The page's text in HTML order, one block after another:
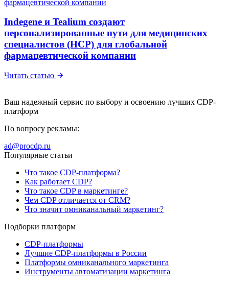
Indegene и Tealium создают
персонализированные пути для медицинских
специалистов (HCP) для глобальной
фармацевтической компании
Читать статью
Ваш надежный сервис по выбору и освоению лучших CDP-
платформ
По вопросу рекламы:
ad@procdp.ru
Популярные статьи
Что такое CDP-платформа?
Как работает CDP?
Что такое CDP в маркетинге?
Чем CDP отличается от CRM?
Что значит омниканальный маркетинг?
Подборки платформ
CDP-платформы
Лучшие CDP-платформы в России
Платформы омниканального маркетинга
Инструменты автоматизации маркетинга